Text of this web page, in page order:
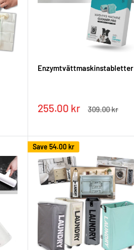
Enzymtvättmaskinstabletter
Sale
255.00 kr
Regular
309.00 kr
Save 54.00 kr